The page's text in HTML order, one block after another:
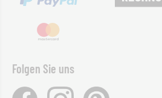
Folgen Sie uns